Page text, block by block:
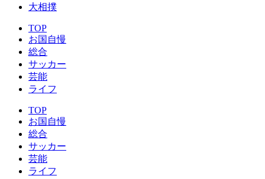
大相撲
TOP
お国自慢
総合
サッカー
芸能
ライフ
TOP
お国自慢
総合
サッカー
芸能
ライフ